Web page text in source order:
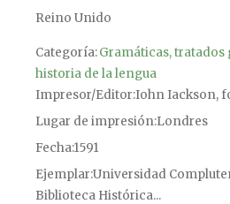
Reino Unido
Categoría:Gramáticas, tratados
historia de la lengua
Impresor/Editor Iohn Iackson,
Lugar de impresiónLondres
Fecha1591
Ejemplar Universidad
Biblioteca Histórica...